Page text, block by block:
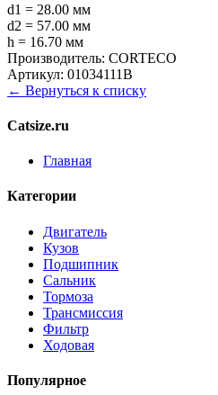
d1 = 28.00 мм
d2 = 57.00 мм
h = 16.70 мм
Производитель: CORTECO
Артикул: 01034111B
← Вернуться к списку
Catsize.ru
Главная
Категории
Двигатель
Кузов
Подшипник
Сальник
Тормоза
Трансмиссия
Фильтр
Ходовая
Популярное